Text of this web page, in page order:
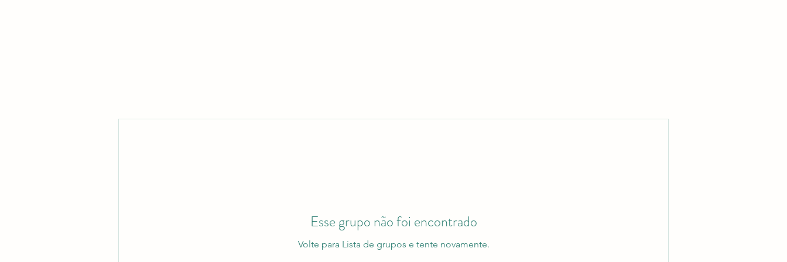
Esse grupo não foi encontrado
Volte para Lista de grupos e tente novamente.